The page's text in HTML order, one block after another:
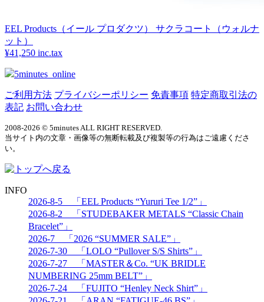
EEL Products（イール プロダクツ） サクラコート（ウォルナ
ット）
¥41,250 inc.tax
5minutes_online
ご利用方法 プライバシーポリシー 免責事項 特定商取引法の
表記 お問い合わせ
2008-2026 © 5minutes ALL RIGHT RESERVED.
当サイト内の文章・画像等の無断転載及び複製等の行為はご遠慮くださ
い。
INFO
2026-8-5 「EEL Products “Yururi Tee 1/2”」
2026-8-2 「STUDEBAKER METALS “Classic Chain
Bracelet”」
2026-7 「2026 “SUMMER SALE”」
2026-7-30 「LOLO “Pullover S/S Shirts”」
2026-7-27 「MASTER＆Co. “UK BRIDLE
NUMBERING 25mm BELT”」
2026-7-24 「FUJITO “Henley Neck Shirt”」